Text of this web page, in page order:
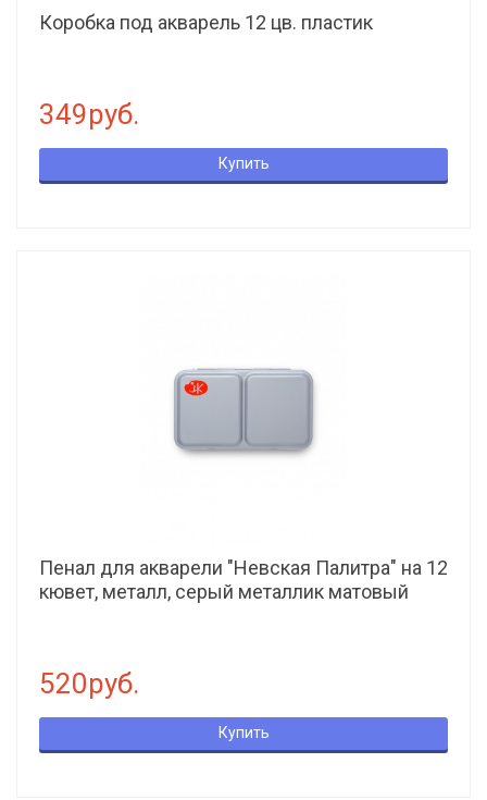
Коробка под акварель 12 цв. пластик
349руб.
Купить
Пенал для акварели "Невская Палитра" на 12
кювет, металл, серый металлик матовый
520руб.
Купить